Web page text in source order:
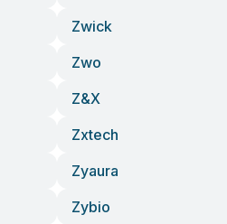
Zwick
Zwo
Z&x
Zxtech
Zyaura
Zybio